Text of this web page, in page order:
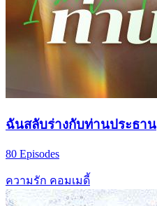
ฉันสลับร่างกับท่านประธาน
80 Episodes
ความรัก คอมเมดี้